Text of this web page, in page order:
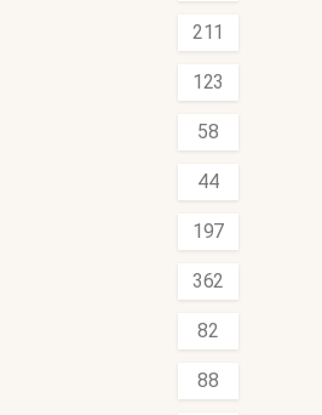
211
123
58
44
197
362
82
88